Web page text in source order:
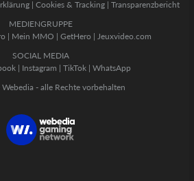
| Cookies & Tracking | Transparenzbericht
MEDIENGRUPPE
| Mein MMO | GetHero | Jeuxvideo.com
SOCIAL MEDIA
| Instagram | TikTok | WhatsApp
- alle Rechte vorbehalten